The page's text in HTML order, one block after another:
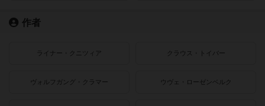
作者
ライナー・クニツィア クラウス・トイバー
ヴォルフガング・クラマー ウヴェ・ローゼンベルク